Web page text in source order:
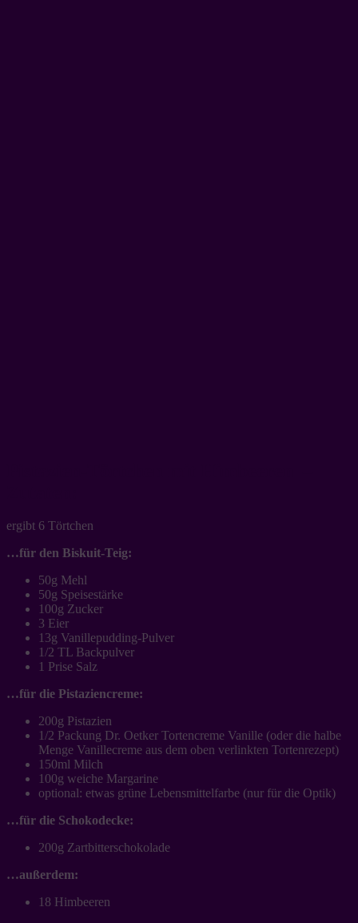
ergibt 6 Törtchen
…für den Biskuit-Teig:
50g Mehl
50g Speisestärke
100g Zucker
3 Eier
13g Vanillepudding-Pulver
1/2 TL Backpulver
1 Prise Salz
…für die Pistaziencreme:
200g Pistazien
1/2 Packung Dr. Oetker Tortencreme Vanille (oder die halbe
Menge Vanillecreme aus dem oben verlinkten Tortenrezept)
150ml Milch
100g weiche Margarine
optional: etwas grüne Lebensmittelfarbe (nur für die Optik)
…für die Schokodecke:
200g Zartbitterschokolade
…außerdem:
18 Himbeeren